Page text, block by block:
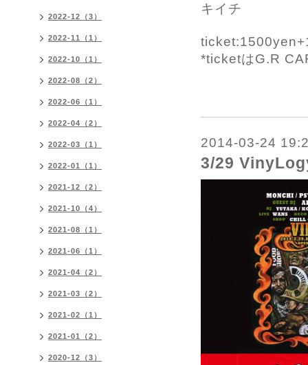
キイチ
*ticketはG.R
2014-03-24
3/29
2022-12（3）
2022-11（1）
2022-10（1）
2022-08（2）
2022-06（1）
2022-04（2）
2022-03（1）
2022-01（1）
2021-12（2）
2021-10（4）
2021-08（1）
2021-06（1）
2021-04（2）
2021-03（2）
2021-02（1）
2021-01（2）
2020-12（3）